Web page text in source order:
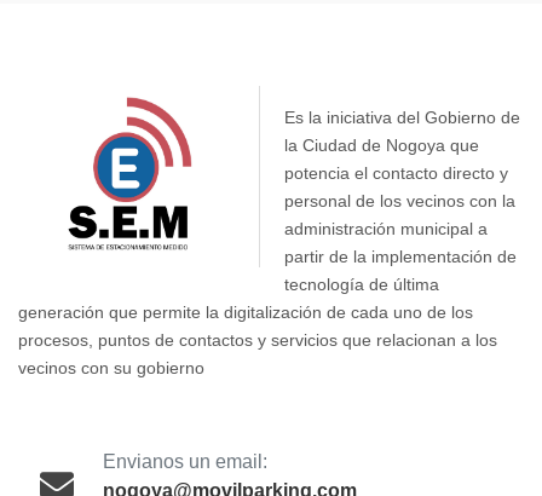
Es la iniciativa del Gobierno de
la Ciudad de Nogoya que
potencia el contacto directo y
personal de los vecinos con la
administración municipal a
partir de la implementación de
tecnología de última
generación que permite la digitalización de cada uno de los
procesos, puntos de contactos y servicios que relacionan a los
vecinos con su gobierno
Envianos un email:
nogoya@movilparking.com